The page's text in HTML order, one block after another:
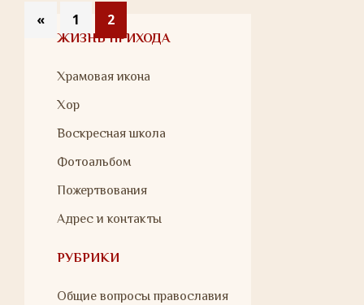
« 1 2
ЖИЗНЬ ПРИХОДА
Храмовая икона
Хор
Воскресная школа
Фотоальбом
Пожертвования
Адрес и контакты
РУБРИКИ
Общие вопросы православия